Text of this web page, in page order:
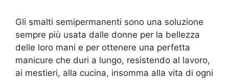
Gli smalti semipermanenti sono una soluzione
sempre più usata dalle donne per la bellezza
delle loro mani e per ottenere una perfetta
manicure che duri a lungo, resistendo al lavoro,
ai mestieri, alla cucina, insomma alla vita di ogni